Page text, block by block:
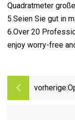
Quadratmeter
5.Seien Sie gut in
6.Over 20
enjoy worry-free
vorherige: